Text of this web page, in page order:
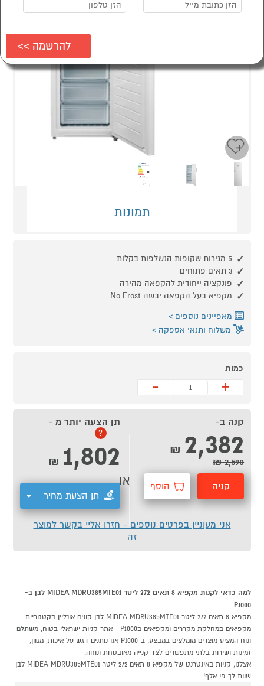
תמונות
5 מגירות שקופות הנשלפות בקלות
3 תאים פתוחים
פונקציה ייחודית להקפאה מהירה
מקפיא בעל הקפאה יבשה No Frost
מאפיינים נוספים
משלוח ותנאי אספקה
כמות
+
-
קנה ב-
2,382
₪
2,590 ₪
קניה הוסף
תן הצעה יותר מ -
?
1,802
₪
תן הצעת מחיר
או
אני מעוניין בפרטים נוספים - חזרו אליי בקשר למוצר
זה
למה כדאי לקנות מקפיא 8 תאים 272 ליטר MIDEA MDRU385MTE01 לבן ב-
P1000
מקפיא 8 תאים 272 ליטר MIDEA MDRU385MTE01 לבן קונים אונליין בקטגוריית
מקפיאים במחלקת מקררים ומקפיאים בP1000 - אתר קניות ישראלי בטוח, משתלם
ונוח המציע מוצרים מומלצים במבצע. ב-P1000 אנו נותנים דגש על איכות, מגוון,
זמינות ושירות בלתי מתפשרים לצד קנייה מאובטחת ונוחה.
אצלנו, קניות באינטרנט של מקפיא 8 תאים 272 ליטר MIDEA MDRU385MTE01 לבן
שוות לך פי אלף!